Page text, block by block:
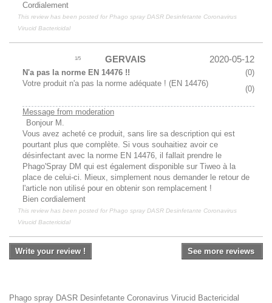
Cordialement
This review has been posted forPhago spray DASR Desinfetante Coronavirus
Virucid Bactericidal
1/5 2020-05-12
GERVAIS
N'a pas la norme EN 14476 !!
Votre produit n'a pas la norme adéquate ! (EN 14476)
(0)
(0)
Message from moderation
Bonjour M.
Vous avez acheté ce produit, sans lire sa description qui est
pourtant plus que complète. Si vous souhaitiez avoir ce
désinfectant avec la norme EN 14476, il fallait prendre le
Phago'Spray DM qui est également disponible sur Tiweo à la
place de celui-ci. Mieux, simplement nous demander le retour de
l'article non utilisé pour en obtenir son remplacement !
Bien cordialement
This review has been posted forPhago spray DASR Desinfetante Coronavirus
Virucid Bactericidal
Write your review ! See more reviews
Phago spray DASR Desinfetante Coronavirus Virucid Bactericidal